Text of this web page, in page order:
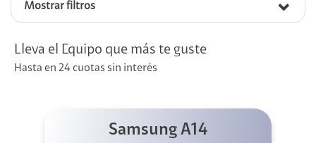
Mostrar filtros
Lleva el Equipo que más te guste
Hasta en 24 cuotas sin interés
Samsung A14